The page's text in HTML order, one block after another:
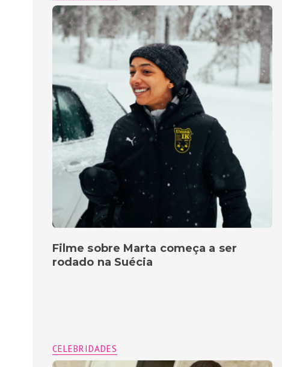
Filme sobre Marta começa a ser
rodado na Suécia
CELEBRIDADES